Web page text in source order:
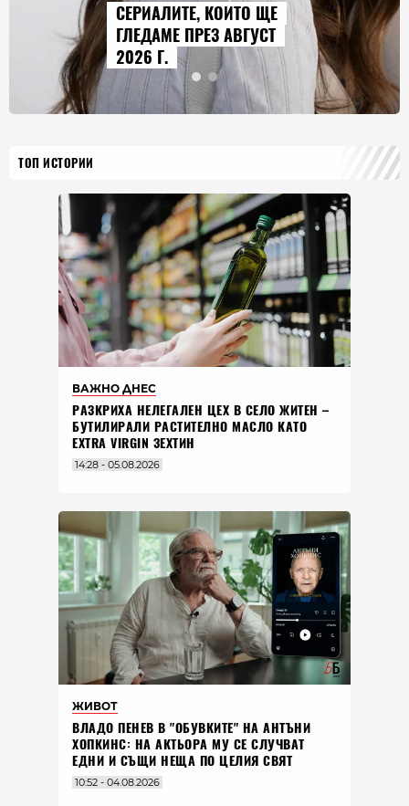
AUDI Q9 СТАВА НАЙ-
ГОЛЕМИЯТ МОДЕЛ В
ИСТОРИЯТА НА МАРКАТА
ТОП ИСТОРИИ
ВАЖНО ДНЕС
РАЗКРИХА НЕЛЕГАЛЕН ЦЕХ В СЕЛО ЖИТЕН –
БУТИЛИРАЛИ РАСТИТЕЛНО МАСЛО КАТО
EXTRA VIRGIN ЗЕХТИН
14:28 - 05.08.2026
ЖИВОТ
ВЛАДO ПЕНЕВ В "ОБУВКИТЕ" НА АНТЪНИ
ХОПКИНС: НА АКТЬОРА МУ СЕ СЛУЧВАТ
ЕДНИ И СЪЩИ НЕЩА ПО ЦЕЛИЯ СВЯТ
10:52 - 04.08.2026